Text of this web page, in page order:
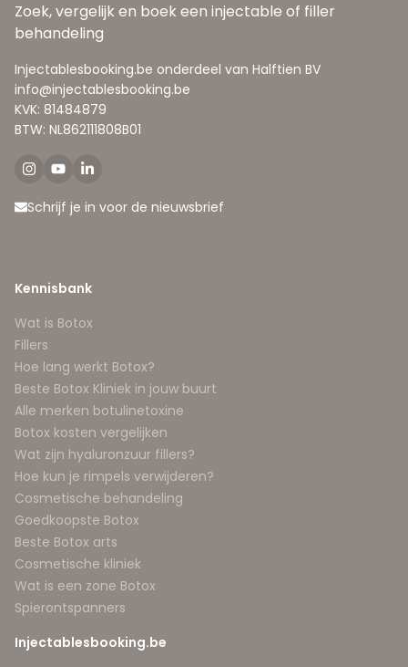
Zoek, vergelijk en boek een injectable of filler
behandeling
Injectablesbooking.be onderdeel van Halftien BV
info@injectablesbooking.be
KVK: 81484879
BTW: NL862111808B01
Schrijf je in voor de nieuwsbrief
Kennisbank
Wat is Botox
Fillers
Hoe lang werkt Botox?
Beste Botox Kliniek in jouw buurt
Alle merken botulinetoxine
Botox kosten vergelijken
Wat zijn hyaluronzuur fillers?
Hoe kun je rimpels verwijderen?
Cosmetische behandeling
Goedkoopste Botox
Beste Botox arts
Cosmetische kliniek
Wat is een zone Botox
Spierontspanners
Injectablesbooking.be